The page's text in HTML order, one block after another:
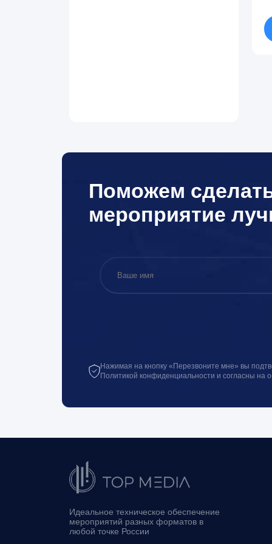
Поможем
мероприятие
Нажимая на кнопку «Перезвоните мне» вы
Политикой конфиденциальности и согласны на
Идеальное техническое обеспечение
мероприятий разных форматов в
любой точке России